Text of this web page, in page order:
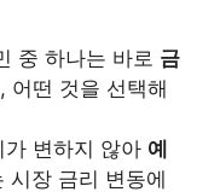
중 하나는 바로 금
어떤 것을 선택해
변하지 않아 예
시장 금리 변동에